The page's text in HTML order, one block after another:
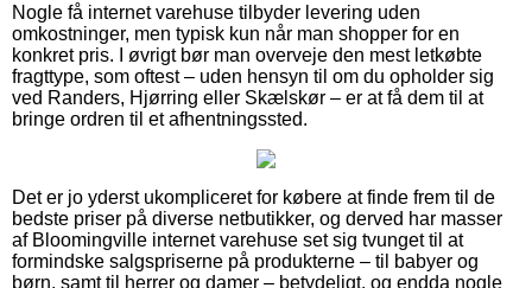
Nogle få internet varehuse tilbyder levering uden
omkostninger, men typisk kun når man shopper for en
konkret pris. I øvrigt bør man overveje den mest letkøbte
fragttype, som oftest – uden hensyn til om du opholder sig
ved Randers, Hjørring eller Skælskør – er at få dem til at
bringe ordren til et afhentningssted.
Det er jo yderst ukompliceret for købere at finde frem til de
bedste priser på diverse netbutikker, og derved har masser
af Bloomingville internet varehuse set sig tvunget til at
formindske salgspriserne på produkterne – til babyer og
børn, samt til herrer og damer – betydeligt, og endda nogle